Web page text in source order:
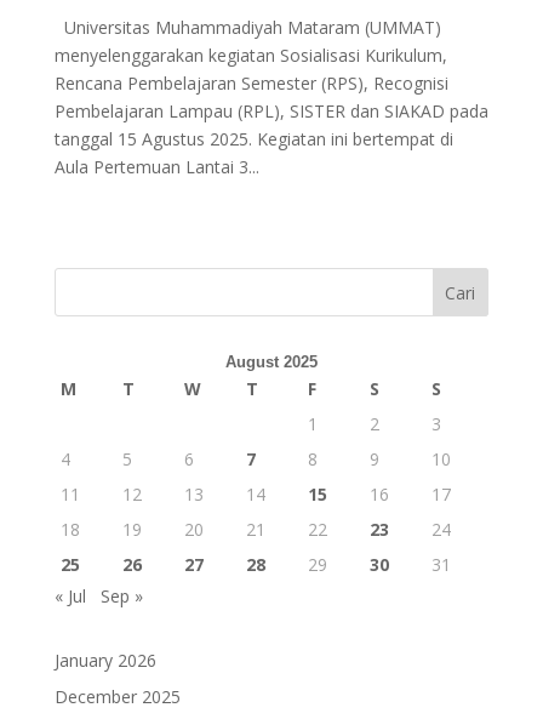
Universitas Muhammadiyah Mataram (UMMAT)
menyelenggarakan kegiatan Sosialisasi Kurikulum,
Rencana Pembelajaran Semester (RPS), Recognisi
Pembelajaran Lampau (RPL), SISTER dan SIAKAD pada
tanggal 15 Agustus 2025. Kegiatan ini bertempat di
Aula Pertemuan Lantai 3...
Cari
August 2025
M T W T F S
S
1
2
3
4
5 6 7 8 9
10
11
12 13 14 15 16
17
18
19 20 21 22 23
24
25
26 27 28 29 30
31
« Jul
Sep »
January 2026
December 2025